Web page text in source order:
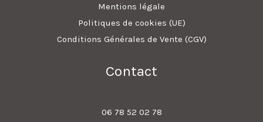
Mentions légale
Politiques de cookies (UE)
Conditions Générales de Vente (CGV)
Contact
06 78 52 02 78